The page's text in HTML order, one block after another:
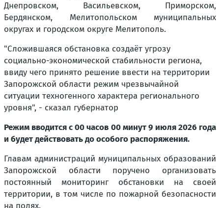
Днепровском, Васильевском, Приморском,
Бердянском, Мелитопольском муниципальных
округах и городском округе Мелитополь.
"Сложившаяся обстановка создаёт угрозу
социально-экономической стабильности региона,
ввиду чего принято решение ввести на территории
Запорожской области режим чрезвычайной
ситуации техногенного характера регионального
уровня", - сказал губернатор
Режим вводится с 00 часов 00 минут 9 июля 2026 года
и будет действовать до особого распоряжения.
Главам администраций муниципальных образований
Запорожской области поручено организовать
постоянный мониторинг обстановки на своей
территории, в том числе по пожарной безопасности
на полях.